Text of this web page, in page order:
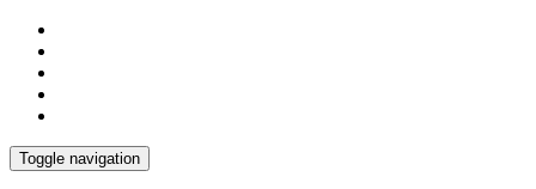
Toggle navigation